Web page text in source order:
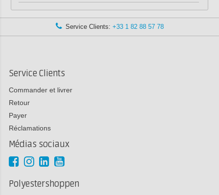
Service Clients: +33 1 82 88 57 78
Service Clients
Commander et livrer
Retour
Payer
Réclamations
Médias sociaux
Polyestershoppen